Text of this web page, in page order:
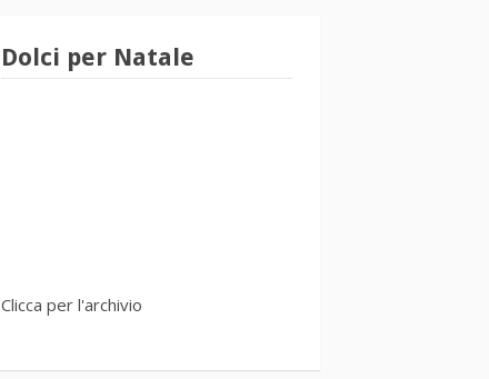
Dolci per Natale
Clicca per l'archivio